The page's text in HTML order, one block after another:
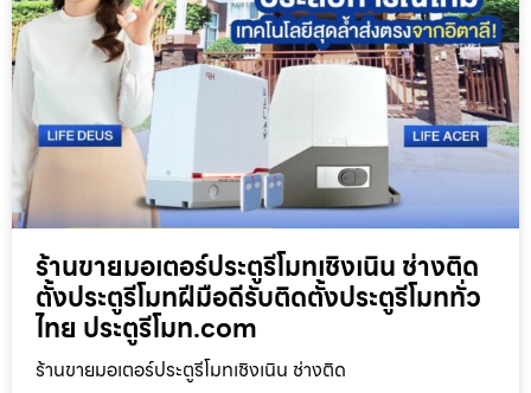
ร้านขายมอเตอร์ประตูรีโมทเชิงเนิน ช่างติด
ตั้งประตูรีโมทฝีมือดีรับติดตั้งประตูรีโมททั่ว
ไทย ประตูรีโมท.com
ร้านขายมอเตอร์ประตูรีโมทเชิงเนิน ช่างติด